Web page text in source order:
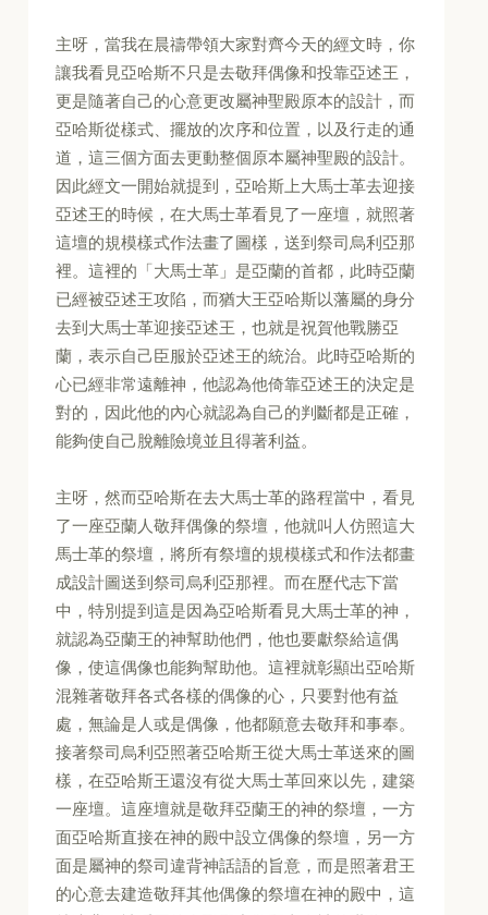
主呀，當我在晨禱帶領大家對齊今天的經文時，你
讓我看見亞哈斯不只是去敬拜偶像和投靠亞述王，
更是隨著自己的心意更改屬神聖殿原本的設計，而
亞哈斯從樣式、擺放的次序和位置，以及行走的通
道，這三個方面去更動整個原本屬神聖殿的設計。
因此經文一開始就提到，亞哈斯上大馬士革去迎接
亞述王的時候，在大馬士革看見了一座壇，就照著
這壇的規模樣式作法畫了圖樣，送到祭司烏利亞那
裡。這裡的「大馬士革」是亞蘭的首都，此時亞蘭
已經被亞述王攻陷，而猶大王亞哈斯以藩屬的身分
去到大馬士革迎接亞述王，也就是祝賀他戰勝亞
蘭，表示自己臣服於亞述王的統治。此時亞哈斯的
心已經非常遠離神，他認為他倚靠亞述王的決定是
對的，因此他的內心就認為自己的判斷都是正確，
能夠使自己脫離險境並且得著利益。
主呀，然而亞哈斯在去大馬士革的路程當中，看見
了一座亞蘭人敬拜偶像的祭壇，他就叫人仿照這大
馬士革的祭壇，將所有祭壇的規模樣式和作法都畫
成設計圖送到祭司烏利亞那裡。而在歷代志下當
中，特別提到這是因為亞哈斯看見大馬士革的神，
就認為亞蘭王的神幫助他們，他也要獻祭給這偶
像，使這偶像也能夠幫助他。這裡就彰顯出亞哈斯
混雜著敬拜各式各樣的偶像的心，只要對他有益
處，無論是人或是偶像，他都願意去敬拜和事奉。
接著祭司烏利亞照著亞哈斯王從大馬士革送來的圖
樣，在亞哈斯王還沒有從大馬士革回來以先，建築
一座壇。這座壇就是敬拜亞蘭王的神的祭壇，一方
面亞哈斯直接在神的殿中設立偶像的祭壇，另一方
面是屬神的祭司違背神話語的旨意，而是照著君王
的心意去建造敬拜其他偶像的祭壇在神的殿中，這